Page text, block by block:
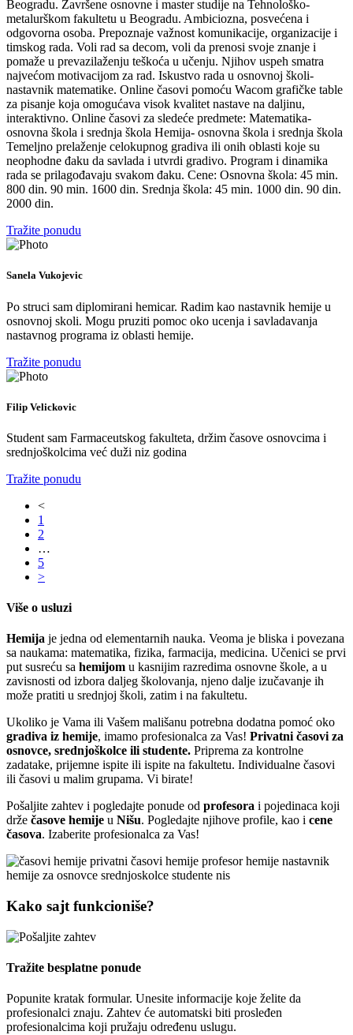
Beogradu. Završene osnovne i master studije na Tehnološko-
metalurškom fakultetu u Beogradu. Ambiciozna, posvećena i
odgovorna osoba. Prepoznaje važnost komunikacije, organizacije i
timskog rada. Voli rad sa decom, voli da prenosi svoje znanje i
pomaže u prevazilaženju teškoća u učenju. Njihov uspeh smatra
najvećom motivacijom za rad. Iskustvo rada u osnovnoj školi-
nastavnik matematike. Online časovi pomoću Wacom grafičke table
za pisanje koja omogućava visok kvalitet nastave na daljinu,
interaktivno. Online časovi za sledeće predmete: Matematika-
osnovna škola i srednja škola Hemija- osnovna škola i srednja škola
Temeljno prelaženje celokupnog gradiva ili onih oblasti koje su
neophodne đaku da savlada i utvrdi gradivo. Program i dinamika
rada se prilagođavaju svakom đaku. Cene: Osnovna škola: 45 min.
800 din. 90 min. 1600 din. Srednja škola: 45 min. 1000 din. 90 din.
2000 din.
Tražite ponudu
Sanela Vukojevic
Po struci sam diplomirani hemicar. Radim kao nastavnik hemije u
osnovnoj skoli. Mogu pruziti pomoc oko ucenja i savladavanja
nastavnog programa iz oblasti hemije.
Tražite ponudu
Filip Velickovic
Student sam Farmaceutskog fakulteta, držim časove osnovcima i
srednjoškolcima već duži niz godina
Tražite ponudu
<
1
2
…
5
>
Više o usluzi
Hemija je jedna od elementarnih nauka. Veoma je bliska i povezana
sa naukama: matematika, fizika, farmacija, medicina. Učenici se prvi
put susreću sa hemijom u kasnijim razredima osnovne škole, a u
zavisnosti od izbora daljeg školovanja, njeno dalje izučavanje ih
može pratiti u srednjoj školi, zatim i na fakultetu.
Ukoliko je Vama ili Vašem mališanu potrebna dodatna pomoć oko
gradiva iz hemije, imamo profesionalca za Vas! Privatni časovi za
osnovce, srednjoškolce ili studente. Priprema za kontrolne
zadatake, prijemne ispite ili ispite na fakultetu. Individualne časovi
ili časovi u malim grupama. Vi birate!
Pošaljite zahtev i pogledajte ponude od profesora i pojedinaca koji
drže časove hemije u Nišu. Pogledajte njihove profile, kao i cene
časova. Izaberite profesionalca za Vas!
Kako sajt funkcioniše?
Tražite besplatne ponude
Popunite kratak formular. Unesite informacije koje želite da
profesionalci znaju. Zahtev će automatski biti prosleđen
profesionalcima koji pružaju određenu uslugu.